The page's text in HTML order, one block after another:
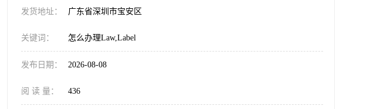
发货地址： 广东省深圳市宝安区
关键词： 怎么办理Law,Label
发布日期： 2026-08-08
阅 读 量： 436